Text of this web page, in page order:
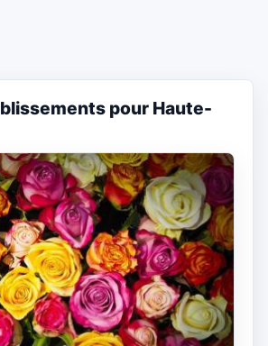
pour Haute-